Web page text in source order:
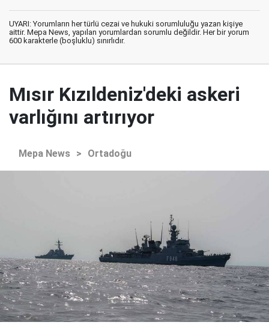
UYARI: Yorumların her türlü cezai ve hukuki sorumluluğu yazan kişiye
aittir. Mepa News, yapılan yorumlardan sorumlu değildir. Her bir yorum
600 karakterle (boşluklu) sınırlıdır.
Mısır Kızıldeniz'deki askeri
varlığını artırıyor
Mepa News > Ortadoğu